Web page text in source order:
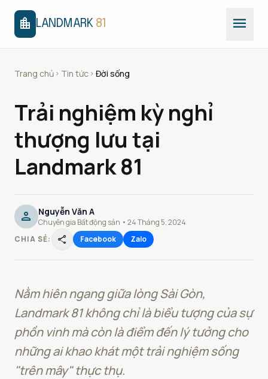
location_city LANDMARK 81 menu
Trang chủ chevron_right Tin tức chevron_right Đời sống
Trải nghiệm kỳ nghỉ
thượng lưu tại
Landmark 81
person Nguyễn Văn A
Chuyên gia Bất động sản • 24 Tháng 5, 2024
CHIA SẺ:
share Facebook Zalo
Nằm hiên ngang giữa lòng Sài Gòn,
Landmark 81 không chỉ là biểu tượng của sự
phồn vinh mà còn là điểm đến lý tưởng cho
những ai khao khát một trải nghiệm sống
"trên mây" thực thụ.